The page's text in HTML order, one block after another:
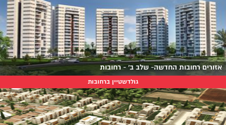
אזורים רחובות החדשה- שלב ב' - רחובות
גולדשטיין ברחובות